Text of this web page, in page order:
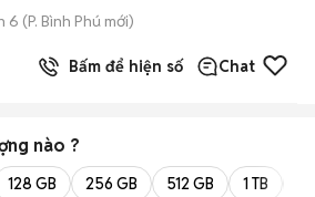
6 (P. Bình Phú mới)
Bấm để hiện số Chat
nào ?
128 GB 256 GB 512 GB 1 TB